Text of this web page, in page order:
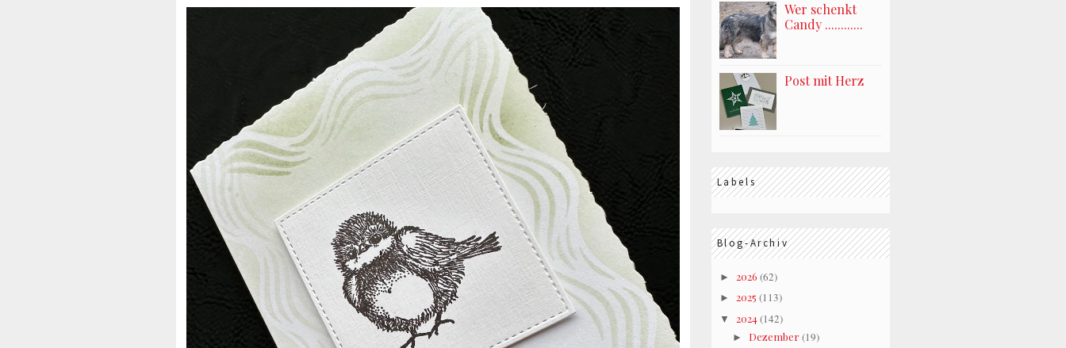
Wer schenkt
Candy ............
Post mit Herz
Labels
Blog-Archiv
► 2026 (62)
► 2025 (113)
▼ 2024(142)
► Dezember (19)